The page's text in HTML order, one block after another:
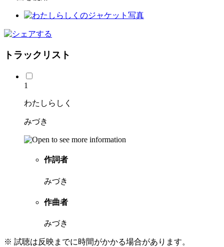
トラックリスト
1
わたしらしく
みづき
作詞者
みづき
作曲者
みづき
※ 試聴は反映までに時間がかかる場合があります。